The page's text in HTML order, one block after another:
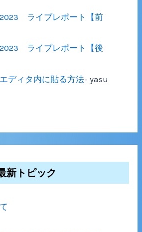
2023 ライブレポート【前
2023 ライブレポート【後
ディタ内に貼る方法- yasu
新トピック